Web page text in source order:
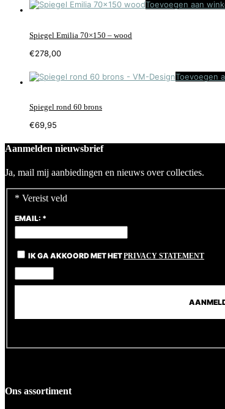
Toevoegen aan
Spiegel Emilia 70×150 – wood
€278,00
Toevoegen
Spiegel rond 60 brons
€69,95
Aanmelden nieuwsbrief
Ja, mail mij aanbiedingen en nieuws over collecties.
* Vereist veld
EMAIL: *
IK GA AKKOORD MET HETPRIVACY STATEMENT
Ons assortiment